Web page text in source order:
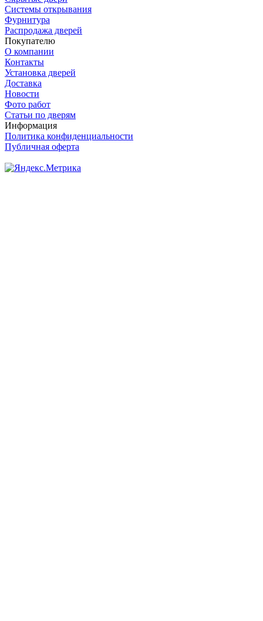
Системы открывания
Фурнитура
Распродажа дверей
Покупателю
О компании
Контакты
Установка дверей
Доставка
Новости
Фото работ
Статьи по дверям
Информация
Политика конфиденциальности
Публичная оферта